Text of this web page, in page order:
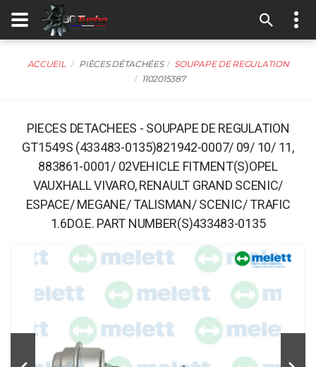
ACCUEIL PIÈCES DÉTACHÉES
SOUPAPE DE REGULATION
1102015387
PIECES DETACHEES - SOUPAPE DE REGULATION
GT1549S (433483-0135)821942-0007/ 09/ 10/ 11,
883861-0001/ 02VEHICLE FITMENT(S)OPEL
VAUXHALL VIVARO, RENAULT GRAND SCENIC/
ESPACE/ MEGANE/ TALISMAN/ SCENIC/ TRAFIC
1.6DO.E. PART NUMBER(S)433483-0135